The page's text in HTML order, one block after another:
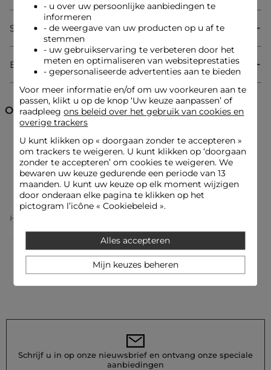
flatteert. De plooien zorgen voor een getextureerd detail, wat
de elegantie van dit moderne kledingstuk versterkt. De
knopen voegen een gestructureerde en verfijnde afwerking
toe, perfect om uw stijl dagelijks te verbeteren.
Mouwloos
V-hals
Rechte pasvorm
Knopen
Strepen
Plooien
Look ideeën
Het gestreepte vest wordt gedragen met de bijpassende short
en platte sandalen voor een chique casual uitstraling.
Dit geplooide vest combineert perfect met een vloeiende
broek met hoge taille en een lichte jas voor een moderne en
gedurfde contrast.
Was uw vest op 30°C in een fijnwasprogramma om de vezels
temperatuur (maximaal 110°) zonder stoom te gebruiken, wat
sterk wordt afgeraden. Vermijd de droger, wat ook sterk wordt
afgeraden, en geef de voorkeur aan natuurlijk drogen in de
Samenstelling & onderhoud
Bezorging & Retourzending
Ontdek ook
Korte cardigans Vesten
Overhemden en Blouses
Home
Gestreepte Mouwloze Gilet Taupe Vrouw
Schrijf u in op onze nieuwsbrief en ontvang onze speciale
aanbiedingen
- u over uw persoonlijke aanbiedingen te
informeren
- de weergave van uw producten op u af te
stemmen
- uw gebruikservaring te verbeteren door het
meten en optimaliseren van websiteprestaties
- gepersonaliseerde advertenties aan te bieden
Voor meer informatie en/of om uw voorkeuren aan te
passen, klikt u op de knop ‘Uw keuze aanpassen’ of
raadpleegons beleid over het gebruik van cookies en
overige trackers
U kunt klikken op « doorgaan zonder te accepteren»
om trackers te weigeren. U kunt klikken op ‘doorgaan
zonder te accepteren’ om cookies te weigeren. We
bewaren uw keuze gedurende een periode van 13
maanden. U kunt uw keuze op elk moment wijzigen
door onderaan elke pagina te klikken op het
pictogram l’icône « Cookiebeleid ».
Alles accepteren
Mijn keuzes beheren